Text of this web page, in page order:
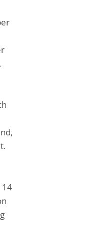
14